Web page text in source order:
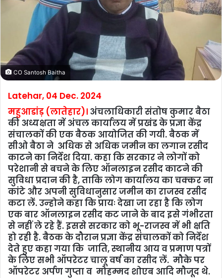
CO Santosh Baitha
Latehar, 04 Dec. 2024
महुआडांड़ (लातेहार)। अंचलाधिकारी संतोष कुमार बैठा
की अध्यक्षता में अंचल कार्यालय में प्रखंड के प्रज्ञा केंद्र
संचालकों की एक बैठक आयोजित की गयी. बैठक में
सीओ बैठा ने अधिक से अधिक जमीन का लगान रसीद
काटने का निर्देश दिया. कहा कि सरकार ने लोगों को
परेशानी से बचने के लिए ऑनलाइन रसीद काटने की
सुविधा प्रदान की है, ताकि लोग कार्यालय का चक्कर ना
कांटे और अपनी सुविधानुसार जमीन का राजस्व रसीद
कटा लें. उन्‍होने कहा कि प्रायः देखा जा रहा है कि लोग
एक बार ऑनलाइन रसीद कट जाने के बाद इसे गंभीरता
से नहीं ले रहे हैं. इससे सरकार को भू-राजस्व में भी क्षति
हो रही है. बैठक के दौरान प्रज्ञा केंद्र संचालकों को निर्देश
देते हुए कहा गया कि जाति, स्थानीय आय व प्रमाण पत्रों
के लिए सभी ऑपरेटर चालू वर्ष का रसीद लें. मौके पर
ऑपरेटर अर्पण गुप्ता व मोहम्मद शोएब आदि मौजूद थे.